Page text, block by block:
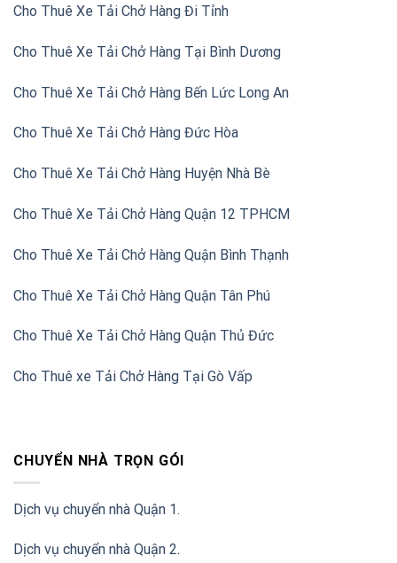
Cho Thuê Xe Tải Chở Hàng Đi Tỉnh
Cho Thuê Xe Tải Chở Hàng Tại Bình Dương
Cho Thuê Xe Tải Chở Hàng Bến Lức Long An
Cho Thuê Xe Tải Chở Hàng Đức Hòa
Cho Thuê Xe Tải Chở Hàng Huyện Nhà Bè
Cho Thuê Xe Tải Chở Hàng Quận 12 TPHCM
Cho Thuê Xe Tải Chở Hàng Quận Bình Thạnh
Cho Thuê Xe Tải Chở Hàng Quận Tân Phú
Cho Thuê Xe Tải Chở Hàng Quận Thủ Đức
Cho Thuê xe Tải Chở Hàng Tại Gò Vấp
CHUYỂN NHÀ TRỌN GÓI
Dịch vụ chuyển nhà Quận 1.
Dịch vụ chuyển nhà Quận 2.